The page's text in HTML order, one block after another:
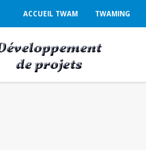
ACCUEIL TWAM TWAMING